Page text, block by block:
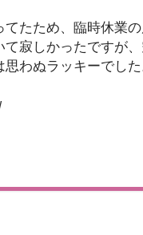
たため、臨時休業
寂しかったですが
わぬラッキーでした